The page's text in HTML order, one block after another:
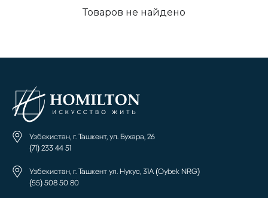
Товаров не найдено
Узбекистан, г. Ташкент, ул. Бухара, 26
(71) 233 44 51
Узбекистан, г. Ташкент ул. Нукус, 31А (Oybek NRG)
(55) 508 50 80